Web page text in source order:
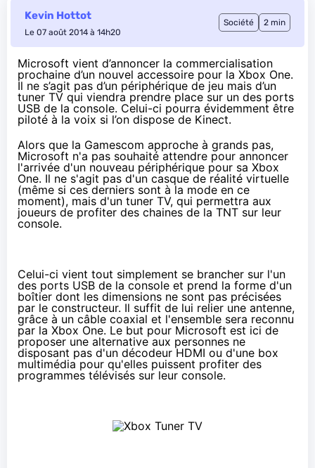
Kevin Hottot
Le 07 août 2014 à 14h20
Société 2 min
Microsoft vient d’annoncer la commercialisation
prochaine d’un nouvel accessoire pour la Xbox One.
Il ne s’agit pas d’un périphérique de jeu mais d’un
tuner TV qui viendra prendre place sur un des ports
USB de la console. Celui-ci pourra évidemment être
piloté à la voix si l’on dispose de Kinect.
Alors que la Gamescom approche à grands pas,
Microsoft n'a pas souhaité attendre pour annoncer
l'arrivée d'un nouveau périphérique pour sa Xbox
One. Il ne s'agit pas d'un casque de réalité virtuelle
(même si ces derniers sont à la mode en ce
moment), mais d'un tuner TV, qui permettra aux
joueurs de profiter des chaines de la TNT sur leur
console.
Celui-ci vient tout simplement se brancher sur l'un
des ports USB de la console et prend la forme d'un
boîtier dont les dimensions ne sont pas précisées
par le constructeur. Il suffit de lui relier une antenne,
grâce à un câble coaxial et l'ensemble sera reconnu
par la Xbox One. Le but pour Microsoft est ici de
proposer une alternative aux personnes ne
disposant pas d'un décodeur HDMI ou d'une box
multimédia pour qu'elles puissent profiter des
programmes télévisés sur leur console.